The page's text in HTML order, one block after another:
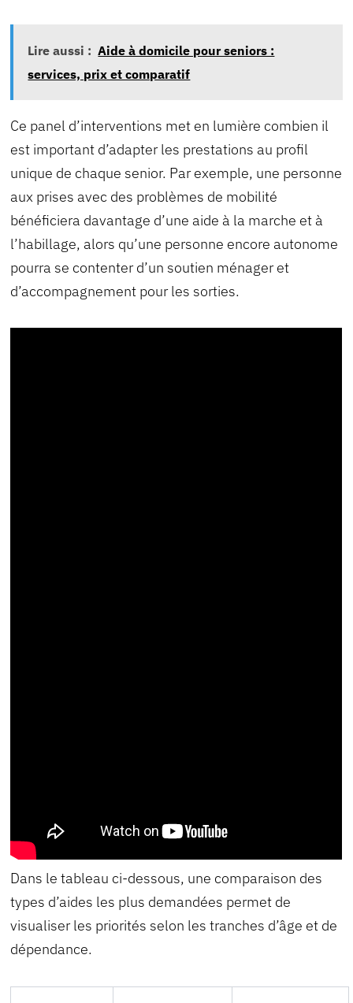
Lire aussi : Aide à domicile pour seniors :
services, prix et comparatif
Ce panel d’interventions met en lumière combien il
est important d’adapter les prestations au profil
unique de chaque senior. Par exemple, une personne
aux prises avec des problèmes de mobilité
bénéficiera davantage d’une aide à la marche et à
l’habillage, alors qu’une personne encore autonome
pourra se contenter d’un soutien ménager et
d’accompagnement pour les sorties.
Dans le tableau ci-dessous, une comparaison des
types d’aides les plus demandées permet de
visualiser les priorités selon les tranches d’âge et de
dépendance.